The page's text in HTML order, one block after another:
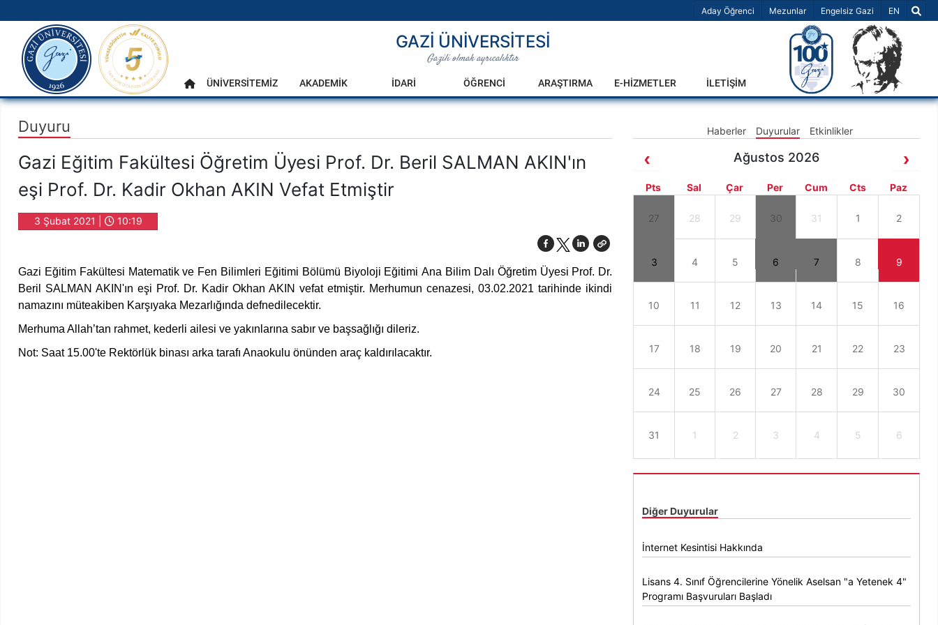
Aday Öğrenci Mezunlar Engelsiz Gazi Dil Seçiniz
EN
Ana Menü
gazi.edu.tr
GAZİ ÜNİVERSİTESİ
Gazili olmak ayrıcalıktır
Anasayfa
ÜNİVERSİTEMİZ AKADEMİK İDARİ ÖĞRENCİ ARAŞTIRMA E-HİZMETLER İLETİŞİM
Duyuru Haberler Duyurular Etkinlikler
Gazi Eğitim Fakültesi Öğretim Üyesi Prof. Dr. Beril SALMAN AKIN'ın
eşi Prof. Dr. Kadir Okhan AKIN Vefat Etmiştir
3 Şubat 2021 | 10:19
Gazi Eğitim Fakültesi Matematik ve Fen Bilimleri Eğitimi Bölümü Biyoloji EğitimiAna Bilim Dalı Öğretim Üyesi Prof. Dr.
Beril SALMAN AKIN'ın eşi Prof. Dr. Kadir Okhan AKIN vefat etmiştir. Merhumun cenazesi, 03.02.2021 tarihinde ikindi
namazını müteakiben Karşıyaka Mezarlığında defnedilecektir.
Merhuma Allah’tan rahmet, kederli ailesi ve yakınlarına sabır ve başsağlığı dileriz.
Not: Saat 15.00'te Rektörlük binası arka tarafı Anaokulu önünden araç kaldırılacaktır.
Ağustos 2026
Pts Sal Çar Per Cum Cts Paz
27 28 29 30 31 1 2
3 4 5 6 7 8 9
10 11 12 13 14 15 16
17 18 19 20 21 22 23
24 25 26 27 28 29 30
31 1 2 3 4 5 6
Diğer Duyurular
İnternet Kesintisi Hakkında
Lisans 4. Sınıf Öğrencilerine Yönelik Aselsan "a Yetenek 4"
Programı Başvuruları Başladı